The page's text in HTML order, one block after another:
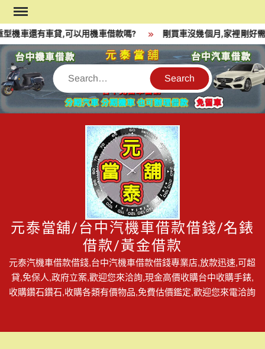
Skip
to
content
機車還有車貸,可以用機車借款嗎? 剛買車沒幾個月,家裡剛好
Search
元泰當舖/台中汽機車借款借錢/名錶
借款/黃金借款
元泰汽機車借款借錢,台中汽機車借款借錢專業店,放款迅速,可超
貸,免保人,政府立案,歡迎您來洽詢,現金高價收購台中收購手錶,
收購鑽石鑽石,收購各類有價物品,免費估價鑑定,歡迎您來電洽詢